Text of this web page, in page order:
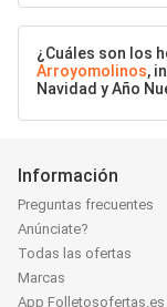
¿Cuáles son los
Arroyomolinos,
Navidad y Año
Información
Preguntas frecuentes
Anúnciate?
Todas las ofertas
Marcas
App Folletosofertas.es